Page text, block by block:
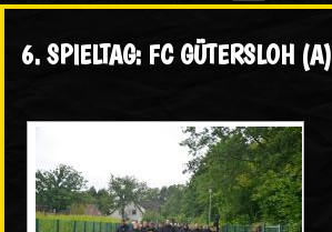
6. SPIELTAG: FC GÜTERSLOH (A)